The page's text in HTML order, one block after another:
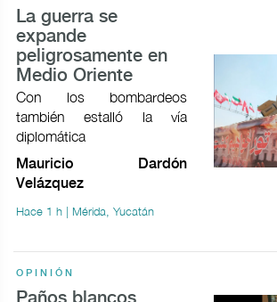
La guerra se
expande
peligrosamente en
Medio Oriente
Con los bombardeos
también estalló la vía
diplomática
Mauricio Dardón
Velázquez
Hace 1 h | Mérida, Yucatán
OPINIÓN